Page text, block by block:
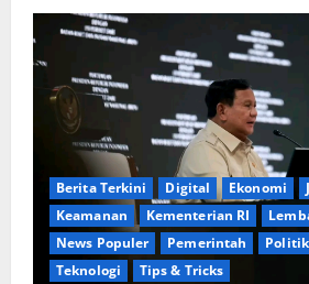
Berita Terkini Digital Ekonomi
Keamanan
Kementerian RI
News Populer
Pemerintah Politik
Teknologi
Tips & Tricks